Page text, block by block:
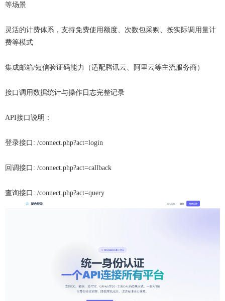
等场景
灵活的计费体系，支持免费使用额度、次数包采购、按实际调用量计
费等模式
集成邮箱/短信验证码能力（适配腾讯云、阿里云等主流服务商）
接口调用数据统计与操作日志完整记录
API接口说明：
登录接口: /connect.php?act=login
回调接口: /connect.php?act=callback
查询接口: /connect.php?act=query